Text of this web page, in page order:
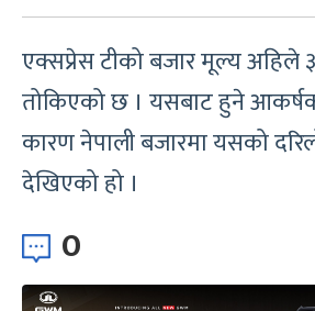
एक्सप्रेस टीको बजार मूल्य अहिले
तोकिएको छ । यसबाट हुने
कारण नेपाली बजारमा यसको
देखिएको हो ।
0